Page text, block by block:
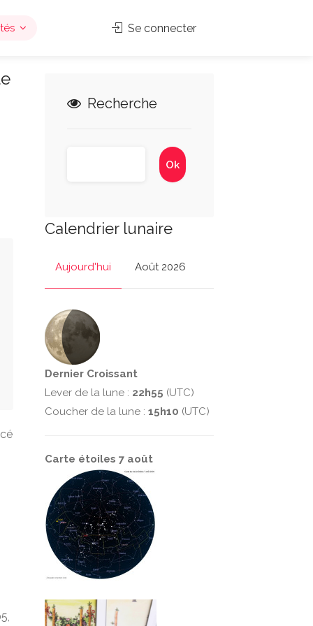
Se connecter
Recherche
Calendrier lunaire
Aujourd'hui Août 2026
Dernier Croissant
Lever de la lune : 22h55 (UTC)
Coucher de la lune : 15h10 (UTC)
Carte étoiles 7 août